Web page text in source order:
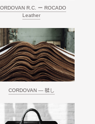
R.C. ー ROCADO
Leather
CORDOVAN ― 鞣し